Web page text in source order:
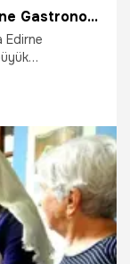
Edirne'de Topraktan Sofraya Edirne Gastronomi Festivali! Türkiye'nin en büyük tenceresinde 6 ton pilav pişirildi
Edirne